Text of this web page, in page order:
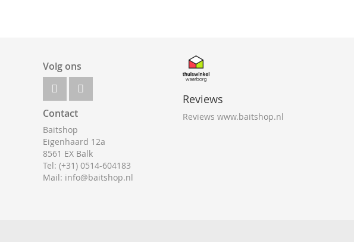
Volg ons
Contact
Baitshop
Eigenhaard 12a
8561 EX Balk
Tel: (+31) 0514-604183
Mail: info@baitshop.nl
Reviews
Reviews www.baitshop.nl